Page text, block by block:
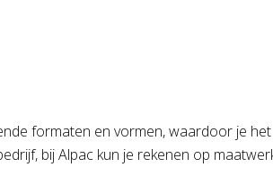
formaten en vormen, waardoor je
bij Alpac kun je rekenen op